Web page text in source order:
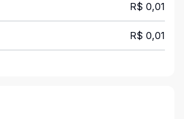
R$ 0,01
R$ 0,01